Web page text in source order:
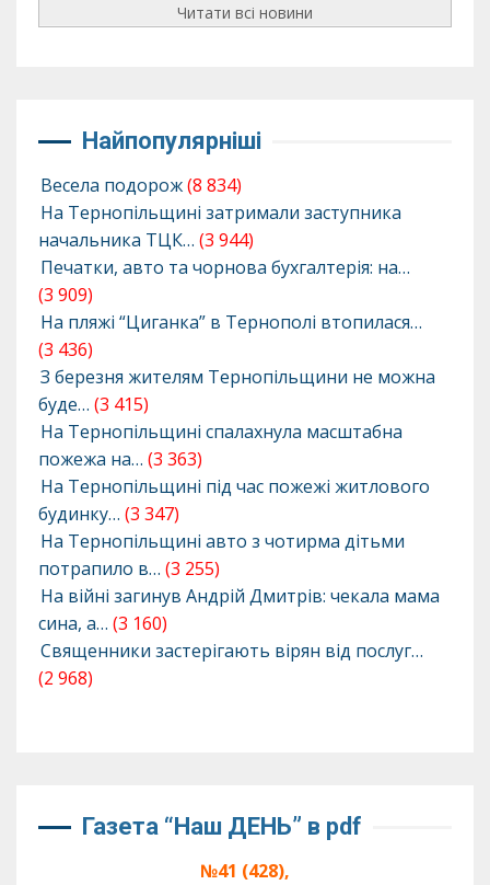
Читати всі новини
Найпопулярніші
Весела подорож(8 834)
На Тернопільщині затримали заступника
начальника ТЦК… (3 944)
Печатки, авто та чорнова бухгалтерія: на…
(3 909)
На пляжі “Циганка” в Тернополі втопилася…
(3 436)
З березня жителям Тернопільщини не можна
буде… (3 415)
На Тернопільщині спалахнула масштабна
пожежа на… (3 363)
На Тернопільщині під час пожежі житлового
будинку… (3 347)
На Тернопільщині авто з чотирма дітьми
потрапило в… (3 255)
На війні загинув Андрій Дмитрів: чекала мама
сина, а… (3 160)
Священники застерігають вірян від послуг…
(2 968)
Газета “Наш ДЕНЬ” в pdf
№41 (428),